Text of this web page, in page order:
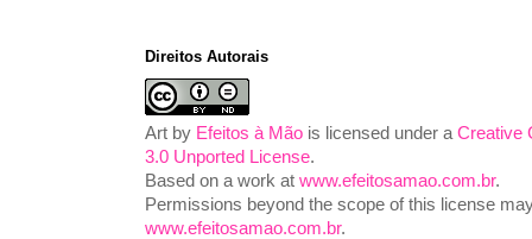
Direitos Autorais
Art by Efeitos à Mão is licensed under a Creative
3.0 Unported License.
Based on a work at www.efeitosamao.com.br.
Permissions beyond the scope of this license
www.efeitosamao.com.br.